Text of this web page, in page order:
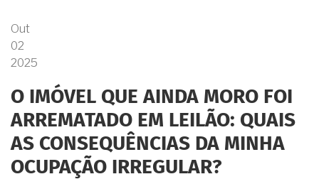
Out
02
2025
O IMÓVEL QUE AINDA MORO FOI
ARREMATADO EM LEILÃO: QUAIS
AS CONSEQUÊNCIAS DA MINHA
OCUPAÇÃO IRREGULAR?